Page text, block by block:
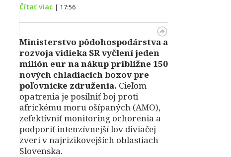
Čítať viac | 17:56
Ministerstvo pôdohospodárstva a
rozvoja vidieka SR vyčlení jeden
milión eur na nákup približne 150
nových chladiacich boxov pre
poľovnícke združenia. Cieľom
opatrenia je posilniť boj proti
africkému moru ošípaných (AMO),
zefektívniť monitoring ochorenia a
podporiť intenzívnejší lov diviačej
zveri v najrizikovejších oblastiach
Slovenska.